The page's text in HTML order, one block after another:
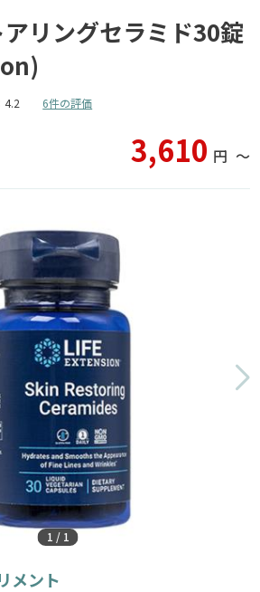
リングセラミド30錠
4.2 6件の評価
3,610 円 〜
1 / 1
メント